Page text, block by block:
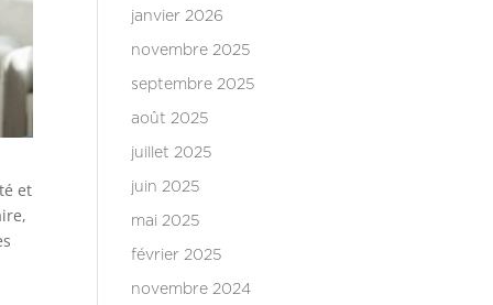
et
janvier 2026
novembre 2025
septembre 2025
août 2025
juillet 2025
juin 2025
mai 2025
février 2025
novembre 2024